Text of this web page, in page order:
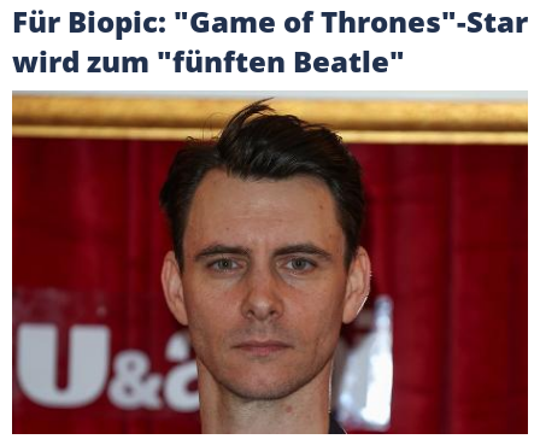
Für Biopic: "Game of Thrones"-Star
wird zum "fünften Beatle"